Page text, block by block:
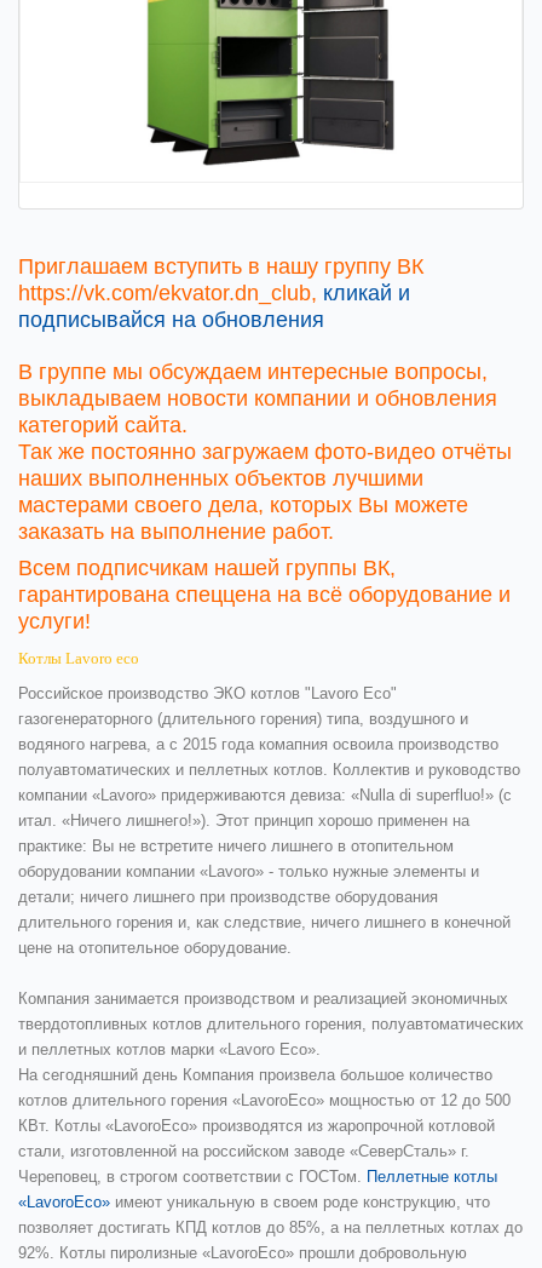
Приглашаем вступить в нашу группу ВК
https://vk.com/ekvator.dn_club, кликай и
подписывайся на обновления
В группе мы обсуждаем интересные вопросы,
выкладываем новости компании и обновления
категорий сайта.
Так же постоянно загружаем фото-видео отчёты
наших выполненных объектов лучшими
мастерами своего дела, которых Вы можете
заказать на выполнение работ.
Всем подписчикам нашей группы ВК,
гарантирована спеццена на всё оборудование и
услуги!
Котлы Lavoro eco
Российское производство ЭКО котлов "Lavoro Eco"
газогенераторного (длительного горения) типа, воздушного и
водяного нагрева, а с 2015 года комапния освоила производство
полуавтоматических и пеллетных котлов. Коллектив и руководство
компании «Lavoro» придерживаются девиза: «Nulla di superfluo!» (с
итал. «Ничего лишнего!»). Этот принцип хорошо применен на
практике: Вы не встретите ничего лишнего в отопительном
оборудовании компании «Lavoro» - только нужные элементы и
детали; ничего лишнего при производстве оборудования
длительного горения и, как следствие, ничего лишнего в конечной
цене на отопительное оборудование.
Компания занимается производством и реализацией экономичных
твердотопливных котлов длительного горения, полуавтоматических
и пеллетных котлов марки «Lavoro Eco».
На сегодняшний день Компания произвела большое количество
котлов длительного горения «LavoroEco» мощностью от 12 до 500
КВт. Котлы «LavoroEco» производятся из жаропрочной котловой
стали, изготовленной на российском заводе «СеверСталь» г.
Череповец, в строгом соответствии с ГОСТом. Пеллетные котлы
«LavoroEco» имеют уникальную в своем роде конструкцию, что
позволяет достигать КПД котлов до 85%, а на пеллетных котлах до
92%. Котлы пиролизные «LavoroEco» прошли добровольную